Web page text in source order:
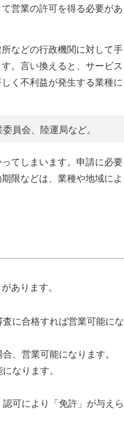
営業の許可を得る必要があ
などの行政機関に対して手
。言い換えると、サービス
く不利益が発生する業種に
員会、陸運局など。
てしまいます。申請に必要
限などは、業種や地域によ
があります。
に合格すれば営業可能にな
、営業可能になります。
なります。
可により「免許」が与えら